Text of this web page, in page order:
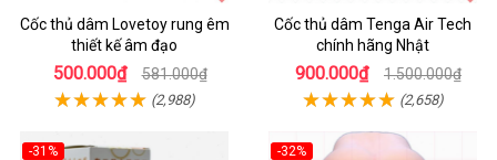
Cốc thủ dâm Lovetoy rung êm
thiết kế âm đạo
500.000₫ 581.000₫
(2,988)
Cốc thủ dâm Tenga Air Tech
chính hãng Nhật
900.000₫ 1.500.000₫
(2,658)
-31%
-32%